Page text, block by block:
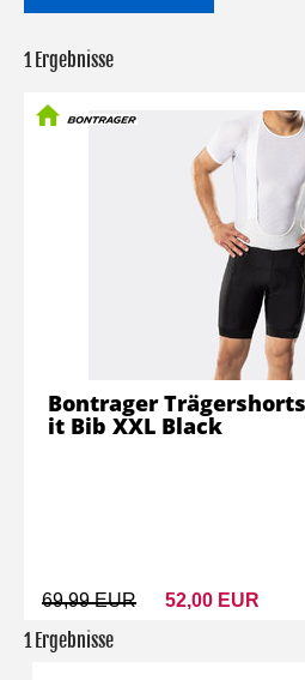
1 Ergebnisse
69,99 EUR 52,00 EUR
Bontrager
it Bib XXL Black
1 Ergebnisse